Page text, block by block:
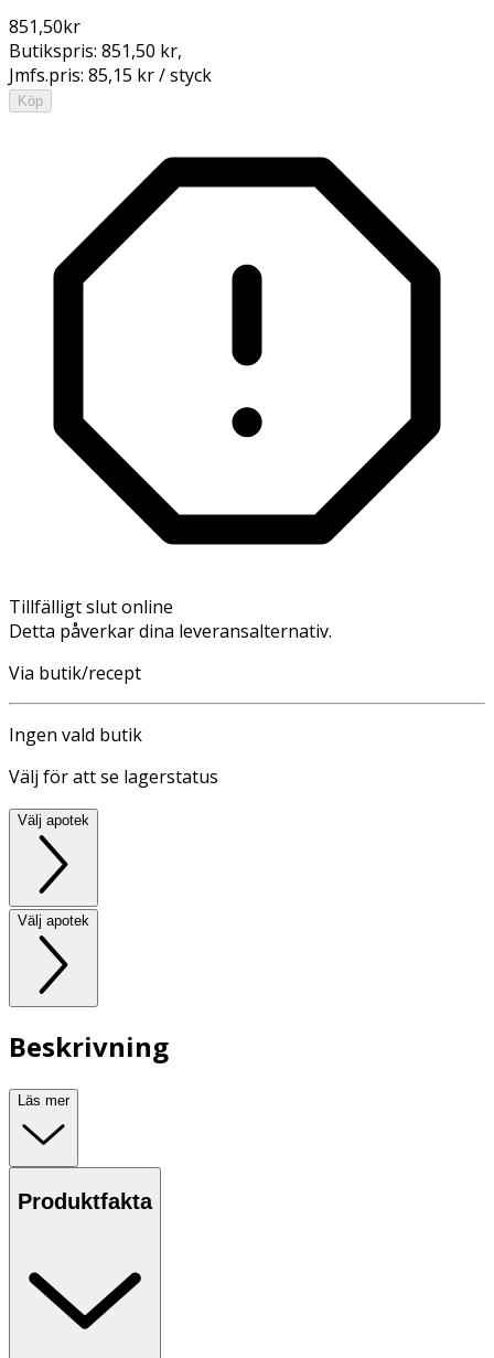
851,50kr
Butikspris: 851,50 kr,
Jmfs.pris: 85,15 kr / styck
Köp
Tillfälligt slut online
Detta påverkar dina leveransalternativ.
Via butik/recept
Ingen vald butik
Välj för att se lagerstatus
Välj apotek
Välj apotek
Beskrivning
Läs mer
Produktfakta